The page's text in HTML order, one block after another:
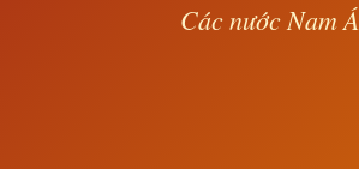
Các nước Nam Á